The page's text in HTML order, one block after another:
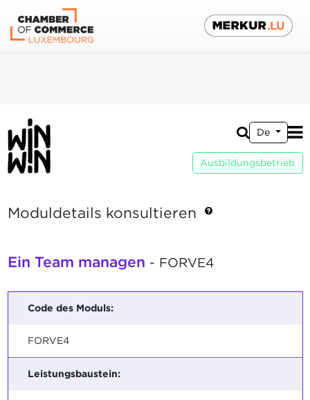
De
Ausbildungsbetrieb
Moduldetails konsultieren
Ein Team managen - FORVE4
Code des Moduls:
FORVE4
Leistungsbaustein: